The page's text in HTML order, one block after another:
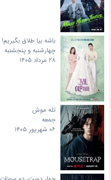
باشه بیا طلاق بگیریم!
چهارشنبه و پنجشنبه
۲۸ مرداد ۱۴۰۵
تله موش
جمعه
۰۶ شهریور ۱۴۰۵